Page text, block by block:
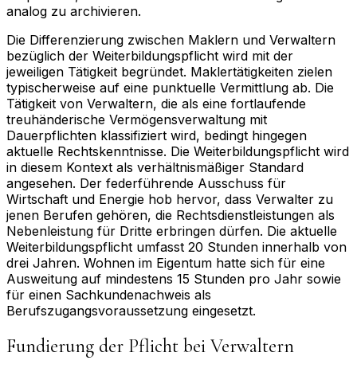
analog zu archivieren.
Die Differenzierung zwischen Maklern und Verwaltern
bezüglich der Weiterbildungspflicht wird mit der
jeweiligen Tätigkeit begründet. Maklertätigkeiten zielen
typischerweise auf eine punktuelle Vermittlung ab. Die
Tätigkeit von Verwaltern, die als eine fortlaufende
treuhänderische Vermögensverwaltung mit
Dauerpflichten klassifiziert wird, bedingt hingegen
aktuelle Rechtskenntnisse. Die Weiterbildungspflicht wird
in diesem Kontext als verhältnismäßiger Standard
angesehen. Der federführende Ausschuss für
Wirtschaft und Energie hob hervor, dass Verwalter zu
jenen Berufen gehören, die Rechtsdienstleistungen als
Nebenleistung für Dritte erbringen dürfen. Die aktuelle
Weiterbildungspflicht umfasst 20 Stunden innerhalb von
drei Jahren. Wohnen im Eigentum hatte sich für eine
Ausweitung auf mindestens 15 Stunden pro Jahr sowie
für einen Sachkundenachweis als
Berufszugangsvoraussetzung eingesetzt.
Fundierung der Pflicht bei Verwaltern